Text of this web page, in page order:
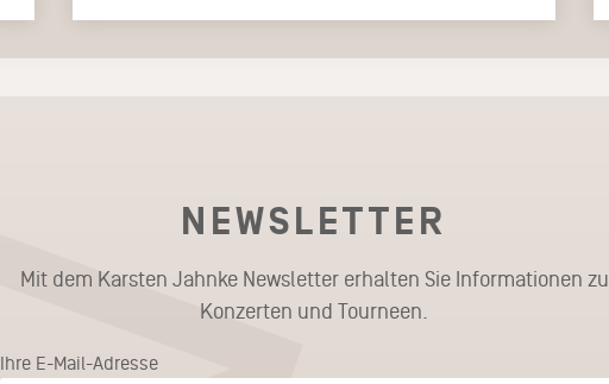
NEWSLETTER
Mit dem Karsten Jahnke Newsletter erhalten Sie Informationen zu
Konzerten und Tourneen.
Ihre E-Mail-Adresse